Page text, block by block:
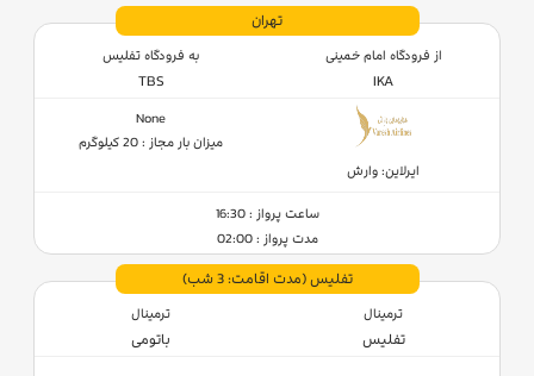
تهران
از فرودگاه امام خمینی
IKA
به فرودگاه تفلیس
TBS
ایرلاین: وارش
None
میزان بار مجاز : 20 کیلوگرم
ساعت پرواز : 16:30
مدت پرواز : 02:00
تفلیس(مدت اقامت: 3 شب)
ترمینال
تفلیس
ترمینال
باتومی